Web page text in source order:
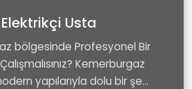
Usta
bölgesinde Profesyonel Bir
Kemerburgaz
yapılarıyla dolu bir şe...